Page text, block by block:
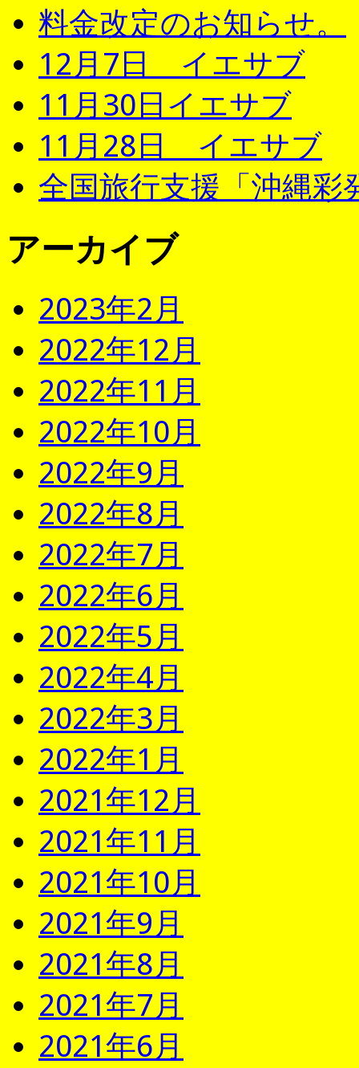
料金改定のお知らせ。
12月7日 イエサブ
11月30日イエサブ
11月28日 イエサブ
全国旅行支援「沖縄
アーカイブ
2023年2月
2022年12月
2022年11月
2022年10月
2022年9月
2022年8月
2022年7月
2022年6月
2022年5月
2022年4月
2022年3月
2022年1月
2021年12月
2021年11月
2021年10月
2021年9月
2021年8月
2021年7月
2021年6月